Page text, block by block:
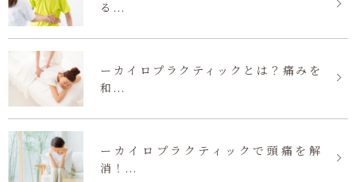
る...
ーカイロプラクティックとは？痛みを
和...
ーカイロプラクティックで頭痛を解
消！...